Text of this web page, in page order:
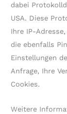
dabei
USA. Diese
Ihre IP-
die ebenfalls
Einstellungen
Anfrage, Ihre
Cookies.
Weitere